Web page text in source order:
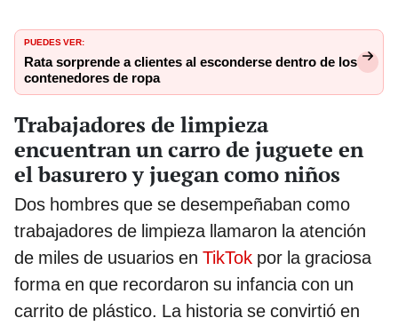
PUEDES VER:
Rata sorprende a clientes al esconderse dentro de los
contenedores de ropa
Trabajadores de limpieza
encuentran un carro de juguete en
el basurero y juegan como niños
Dos hombres que se desempeñaban como
trabajadores de limpieza llamaron la atención
de miles de usuarios en TikTok por la graciosa
forma en que recordaron su infancia con un
carrito de plástico. La historia se convirtió en